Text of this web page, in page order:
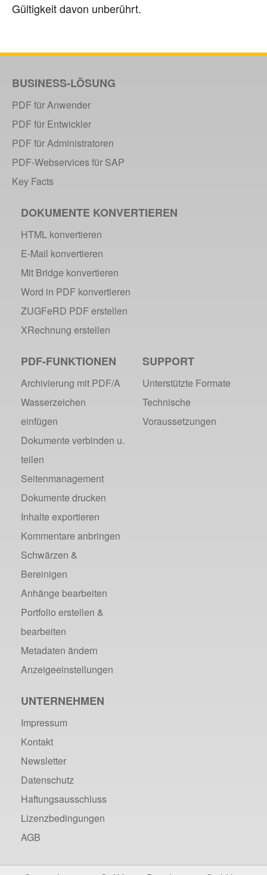
Gültigkeit davon unberührt.
BUSINESS-LÖSUNG
PDF für Anwender
PDF für Entwickler
PDF für Administratoren
PDF-Webservices für SAP
Key Facts
DOKUMENTE KONVERTIEREN
HTML konvertieren
E-Mail konvertieren
Mit Bridge konvertieren
Word in PDF konvertieren
ZUGFeRD PDF erstellen
XRechnung erstellen
PDF-FUNKTIONEN
Archivierung mit PDF/A
Wasserzeichen
einfügen
Dokumente verbinden u.
teilen
Seitenmanagement
Dokumente drucken
Inhalte exportieren
Kommentare anbringen
Schwärzen &
Bereinigen
Anhänge bearbeiten
Portfolio erstellen &
bearbeiten
Metadaten ändern
Anzeigeeinstellungen
SUPPORT
Unterstützte Formate
Technische
Voraussetzungen
UNTERNEHMEN
Impressum
Kontakt
Newsletter
Datenschutz
Haftungsausschluss
Lizenzbedingungen
AGB